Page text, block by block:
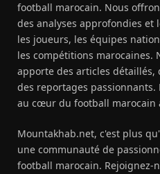
football marocain. Nous
des analyses approfondies et
les joueurs, les équipes
les compétitions marocaines.
apporte des articles détaillés,
des reportages
au cœur du football marocain
Mountakhab.net, c'est plus
une communauté de
football marocain. Rejoignez-